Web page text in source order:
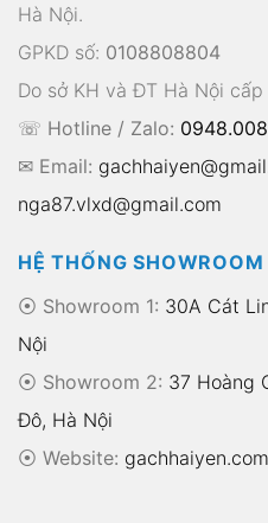
Hà Nội.
GPKD số: 0108808804
Do sở KH và ĐT Hà Nội
☏ Hotline / Zalo:
✉ Email:
nga87.vlxd@gmail.com
HỆ THỐNG SHOWROOM
⦿ Showroom 1: 30A Cát
Nội
⦿ Showroom 2: 37 Hoàng
Đô, Hà Nội
⦿ Website: gachhaiyen.com